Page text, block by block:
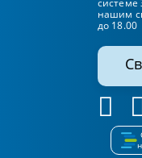
нашим
до 18.00